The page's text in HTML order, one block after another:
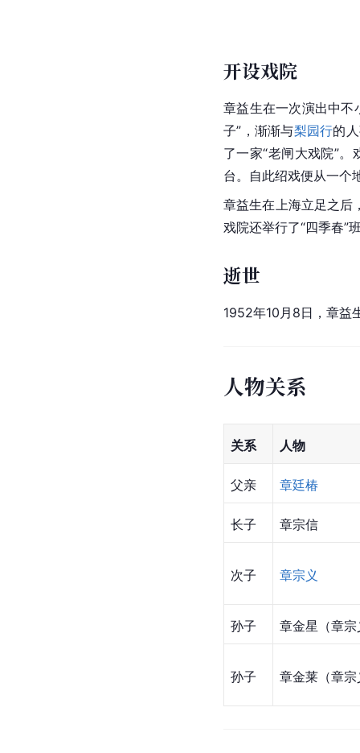
开设戏院
章益生在一次演出中不
子”，渐渐与梨园行的
了一家“老闸大戏院”
台。自此绍戏便从一个
章益生在上海立足之后
戏院还举行了“四季春”
逝世
1952年10月8日，章益
人物关系
关系 人物
父亲 章廷椿
长子 章宗信
次子 章宗义
孙子 章金星（章
孙子 章金莱（章